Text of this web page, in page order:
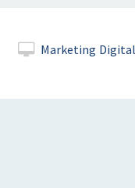
Marketing Digital